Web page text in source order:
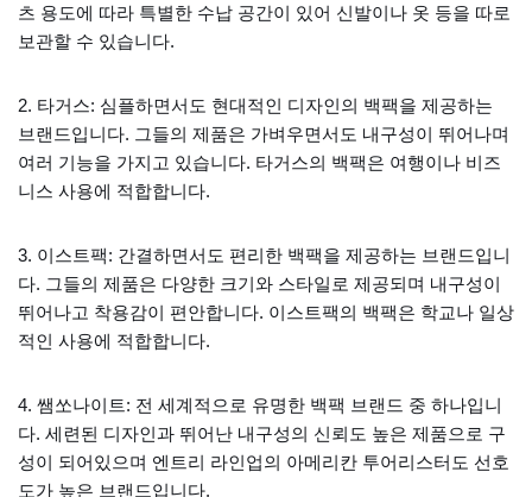
츠 용도에 따라 특별한 수납 공간이 있어 신발이나 옷 등을 따로
보관할 수 있습니다.
2. 타거스: 심플하면서도 현대적인 디자인의 백팩을 제공하는
브랜드입니다. 그들의 제품은 가벼우면서도 내구성이 뛰어나며
여러 기능을 가지고 있습니다. 타거스의 백팩은 여행이나 비즈
니스 사용에 적합합니다.
3. 이스트팩: 간결하면서도 편리한 백팩을 제공하는 브랜드입니
다. 그들의 제품은 다양한 크기와 스타일로 제공되며 내구성이
뛰어나고 착용감이 편안합니다. 이스트팩의 백팩은 학교나 일상
적인 사용에 적합합니다.
4. 쌤쏘나이트: 전 세계적으로 유명한 백팩 브랜드 중 하나입니
다. 세련된 디자인과 뛰어난 내구성의 신뢰도 높은 제품으로 구
성이 되어있으며 엔트리 라인업의 아메리칸 투어리스터도 선호
도가 높은 브랜드입니다.